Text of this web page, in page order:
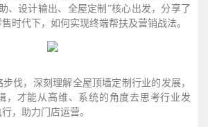
、设计输出、全屋定制”核心出发，分享了
时代下，如何实现终端帮扶及营销战法。
伐，深刻理解全屋顶墙定制行业的发展，
，才能从高维、系统的角度去思考行业发
，助力门店运营。